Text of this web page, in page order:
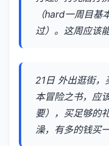
（hard一周目基
过）。这周应该
21日 外出逛街，
本冒险之书，应
要），买足够的
澡，有多的钱买